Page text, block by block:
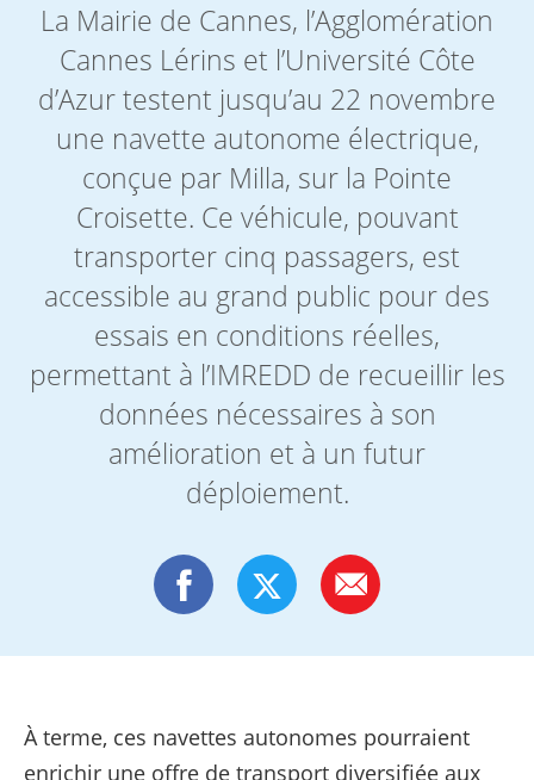
La Mairie de Cannes, l’Agglomération
Cannes Lérins et l’Université Côte
d’Azur testent jusqu’au 22 novembre
une navette autonome électrique,
conçue par Milla, sur la Pointe
Croisette. Ce véhicule, pouvant
transporter cinq passagers, est
accessible au grand public pour des
essais en conditions réelles,
permettant à l’IMREDD de recueillir les
données nécessaires à son
amélioration et à un futur
déploiement.
À terme, ces navettes autonomes pourraient
enrichir une offre de transport diversifiée aux